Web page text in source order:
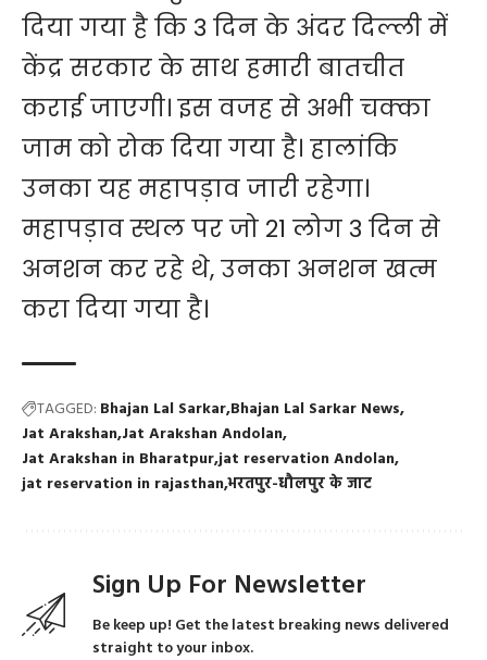
दिया गया है कि 3 दिन के अंदर दिल्ली में
केंद्र सरकार के साथ हमारी बातचीत
कराई जाएगी। इस वजह से अभी चक्का
जाम को रोक दिया गया है। हालांकि
उनका यह महापड़ाव जारी रहेगा।
महापड़ाव स्थल पर जो 21 लोग 3 दिन से
अनशन कर रहे थे, उनका अनशन खत्म
करा दिया गया है।
TAGGED: Bhajan Lal Sarkar Bhajan Lal Sarkar News
Jat Arakshan Jat Arakshan Andolan
Jat Arakshan in Bharatpurjat reservation Andolan
jat reservation in rajasthanभरतपुर-धौलपुर के जाट
Sign Up For Newsletter
Be keep up! Get the latest breaking news delivered
straight to your inbox.